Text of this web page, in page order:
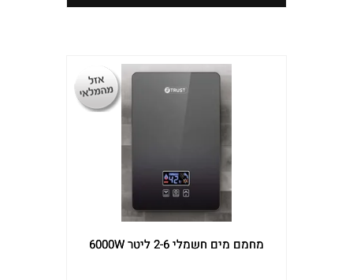
מחמם מים חשמלי 2-6 ליטר 6000W